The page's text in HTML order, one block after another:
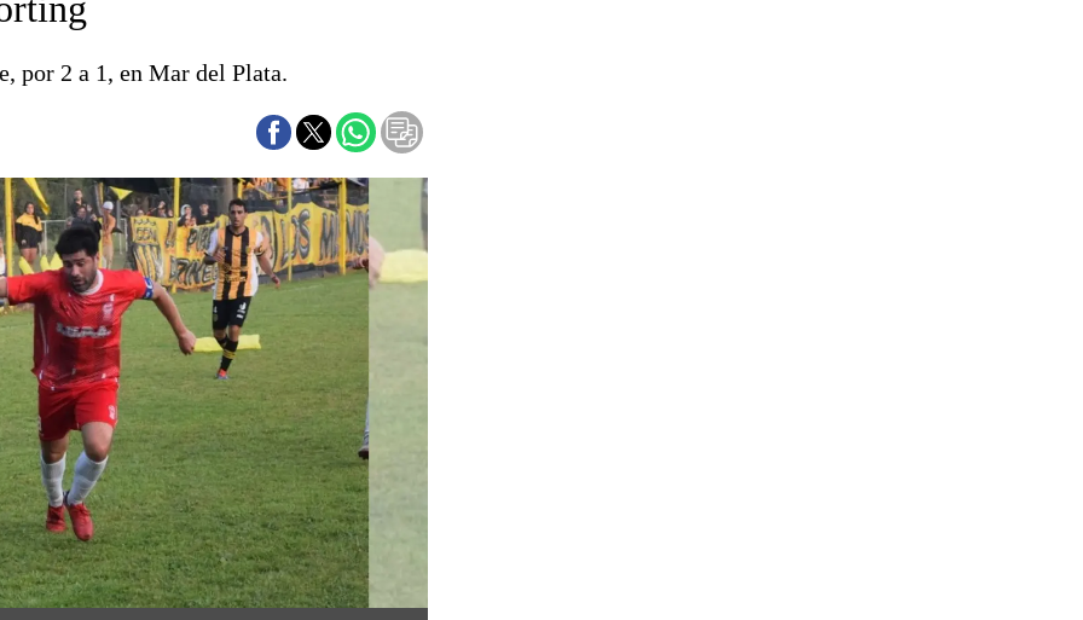
Seguridad
Escenario Olímpico
Fútbol
Federal A
Aplausos
Cines
Economía y finanzas
Con el campo
Espacio empresas
Sociedad
Tecnología
Turismo
Salud
Es viral
por 2 a 1, en Mar del Plata.